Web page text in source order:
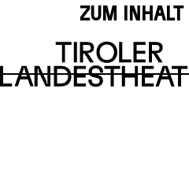
ZUM INHALT